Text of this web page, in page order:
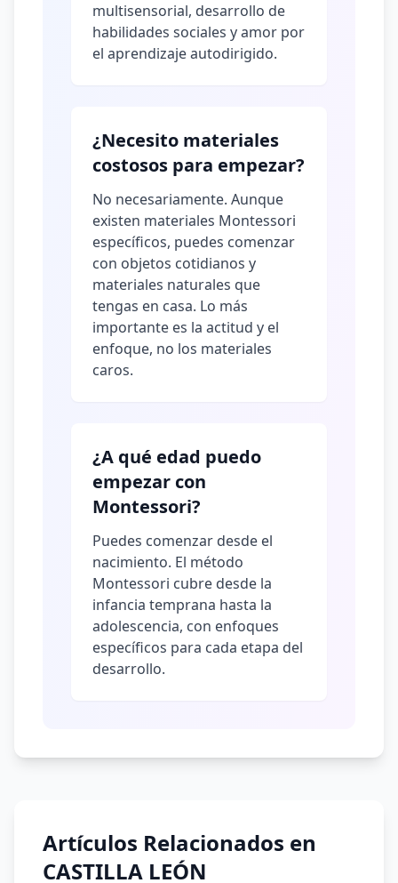
multisensorial, desarrollo de
habilidades sociales y amor por
el aprendizaje autodirigido.
¿Necesito materiales
costosos para empezar?
No necesariamente. Aunque
existen materiales Montessori
específicos, puedes comenzar
con objetos cotidianos y
materiales naturales que
tengas en casa. Lo más
importante es la actitud y el
enfoque, no los materiales
caros.
¿A qué edad puedo
empezar con
Montessori?
Puedes comenzar desde el
nacimiento. El método
Montessori cubre desde la
infancia temprana hasta la
adolescencia, con enfoques
específicos para cada etapa del
desarrollo.
Artículos Relacionados en
CASTILLA LEÓN